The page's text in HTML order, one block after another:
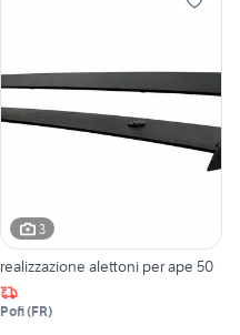
3
realizzazione alettoni per ape 50
Pofi(FR)